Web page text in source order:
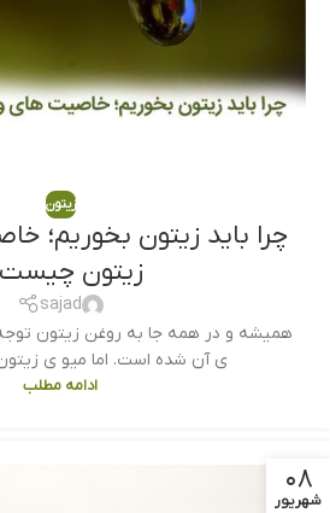
زیتون
چرا باید زیتون بخوریم؛
زیتون
sajad
همیشه و در همه جا به روغن زیتون
ی آن شده است. اما میو ی زیتون
ادامه مطلب
۰۸
شهریور